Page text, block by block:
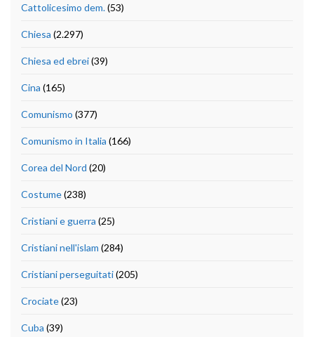
Cattolicesimo dem.(53)
Chiesa (2.297)
Chiesa ed ebrei(39)
Cina (165)
Comunismo (377)
Comunismo in Italia (166)
Corea del Nord (20)
Costume(238)
Cristiani e guerra (25)
Cristiani nell'islam (284)
Cristiani perseguitati(205)
Crociate(23)
Cuba (39)